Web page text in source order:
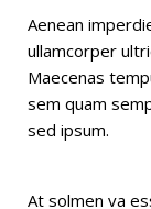
Aenean
ullamcorper
Maecenas
sem quam
sed ipsum.
At solmen va